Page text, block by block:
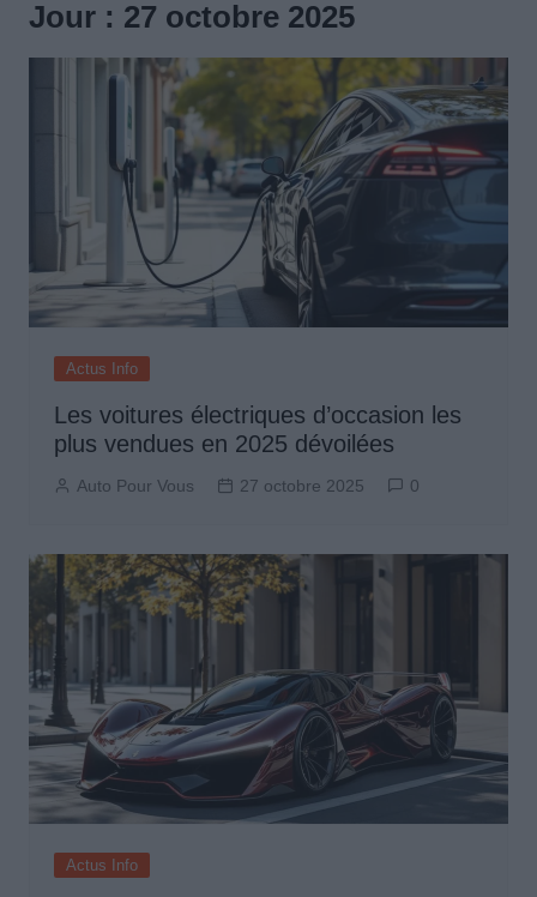
Jour : 27 octobre 2025
Actus Info
Les voitures électriques d’occasion les
plus vendues en 2025 dévoilées
Auto Pour Vous 27 octobre 2025 0
Actus Info